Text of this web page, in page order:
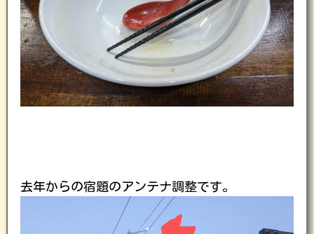
去年からの宿題のアンテナ調整です。